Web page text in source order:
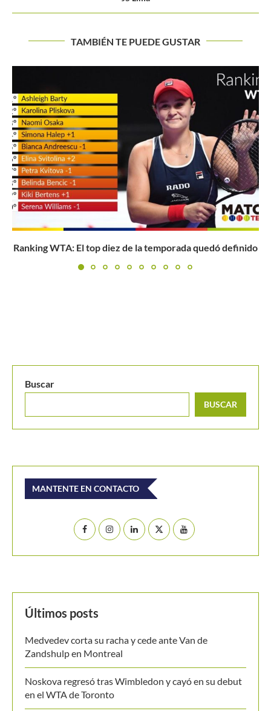
TAMBIÉN TE PUEDE GUSTAR
Nishikori regresa de lleno al circuito ATP
Buscar
BUSCAR
MANTENTE EN CONTACTO
Últimos posts
Medvedev corta su racha y cede ante Van de
Zandshulp en Montreal
Noskova regresó tras Wimbledon y cayó en su debut
en el WTA de Toronto